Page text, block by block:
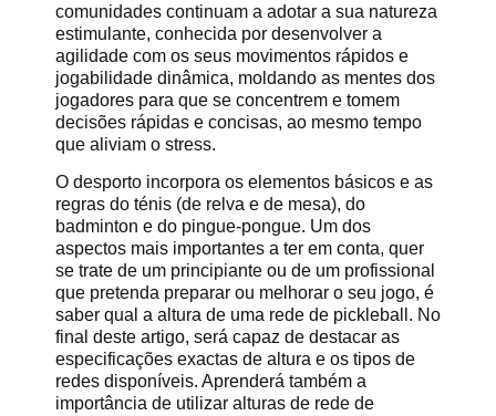
comunidades continuam a adotar a sua natureza
estimulante, conhecida por desenvolver a
agilidade com os seus movimentos rápidos e
jogabilidade dinâmica, moldando as mentes dos
jogadores para que se concentrem e tomem
decisões rápidas e concisas, ao mesmo tempo
que aliviam o stress.
O desporto incorpora os elementos básicos e as
regras do ténis (de relva e de mesa), do
badminton e do pingue-pongue. Um dos
aspectos mais importantes a ter em conta, quer
se trate de um principiante ou de um profissional
que pretenda preparar ou melhorar o seu jogo, é
saber qual a altura de uma rede de pickleball. No
final deste artigo, será capaz de destacar as
especificações exactas de altura e os tipos de
redes disponíveis. Aprenderá também a
importância de utilizar alturas de rede de